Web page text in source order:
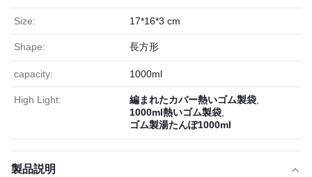
Size: 17*16*3 cm
Shape: 長方形
capacity: 1000ml
High Light: 編まれたカバー熱いゴム製袋
1000ml熱いゴム製袋
ゴム製湯たんぽ1000ml
製品説明